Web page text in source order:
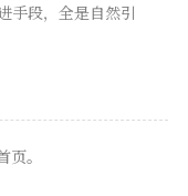
手段，全是自然引
。